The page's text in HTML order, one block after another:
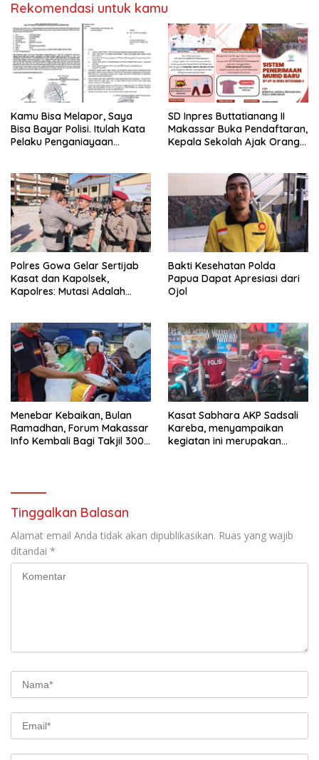
Rekomendasi untuk kamu
Kamu Bisa Melapor, Saya
Bisa Bayar Polisi. Itulah Kata
Pelaku Penganiayaan
Ini Belum Di Tangkap
SD Inpres Buttatianang II
Makassar Buka Pendaftaran,
Kepala Sekolah Ajak Orang
Polres Gowa Gelar Sertijab
Kasat dan Kapolsek,
Kapolres: Mutasi Adalah
Bakti Kesehatan Polda
Papua Dapat Apresiasi dari
Ojol
Menebar Kebaikan, Bulan
Ramadhan, Forum Makassar
Info Kembali Bagi Takjil 300
Kasat Sabhara AKP Sadsali
Kareba, menyampaikan
kegiatan ini merupakan
Tinggalkan Balasan
Alamat email Anda tidak akan dipublikasikan. Ruas yang wajib
ditandai *